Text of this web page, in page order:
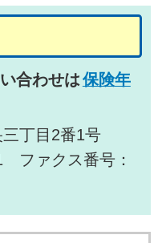
合わせは保険年
丁目2番1号
ファクス番号：